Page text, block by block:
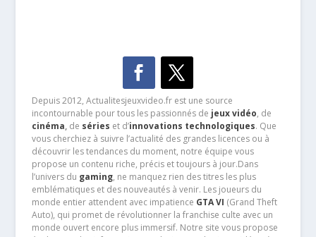
Depuis 2012, Actualitesjeuxvideo.fr est une source
incontournable pour tous les passionnés de jeux vidéo, de
cinéma,de séries et d’innovations technologiques. Que
vous cherchiez à suivre l’actualité des grandes licences ou à
découvrir les tendances du moment, notre équipe vous
propose un contenu riche, précis et toujours à jour.Dans
l’univers du gaming, ne manquez rien des titres les plus
emblématiques et des nouveautés à venir. Les joueurs du
monde entier attendent avec impatience GTA VI (Grand Theft
Auto), qui promet de révolutionner la franchise culte avec un
monde ouvert encore plus immersif. Notre site vous propose